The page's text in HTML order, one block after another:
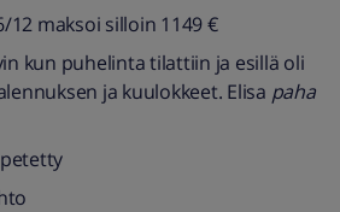
12 maksoi silloin 1149 €
kun puhelinta tilattiin ja esillä oli
ja kuulokkeet. Elisa paha